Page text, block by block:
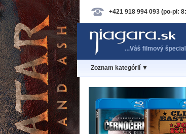
+421 918 994 093 (po-pi:
Zoznam kategórií ▼